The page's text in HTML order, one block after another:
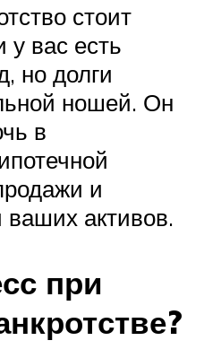
стоит
у вас есть
но долги
ношей. Он
в
и
ваших активов.
при